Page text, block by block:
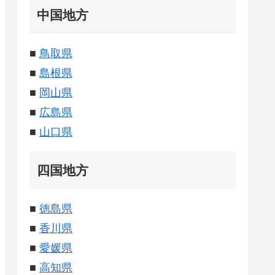
中国地方
■ 鳥取県
■ 島根県
■ 岡山県
■ 広島県
■ 山口県
四国地方
■ 徳島県
■ 香川県
■ 愛媛県
■ 高知県